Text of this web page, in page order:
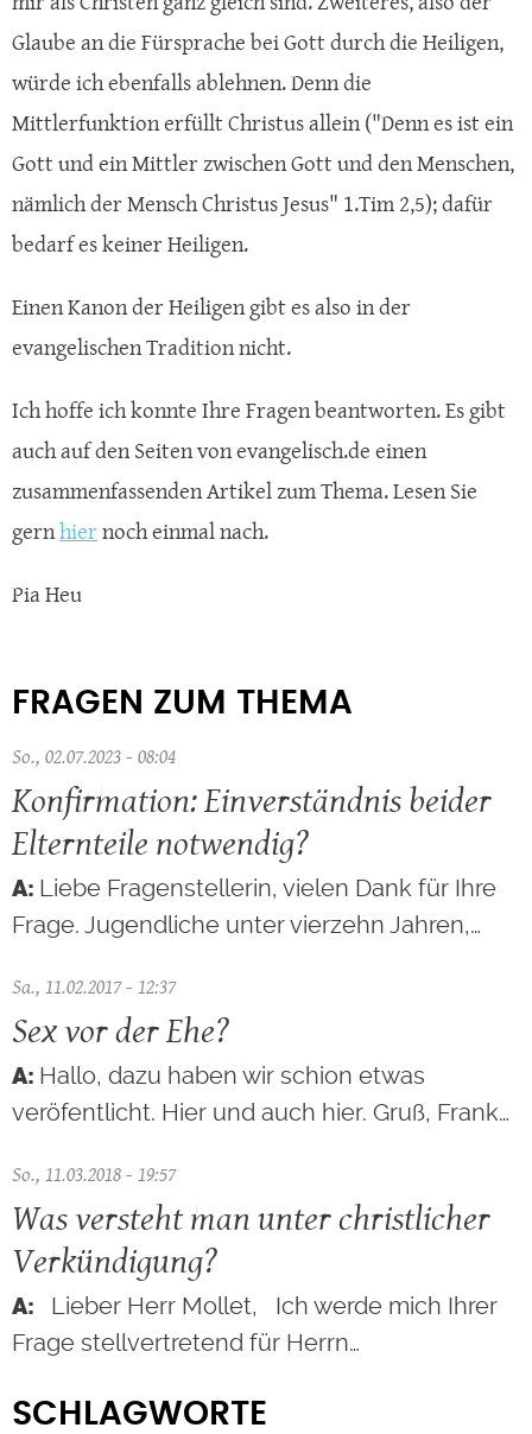
Glaube an die Fürsprache bei Gott durch die Heiligen,
würde ich ebenfalls ablehnen. Denn die
Mittlerfunktion erfüllt Christus allein ("Denn es ist ein
Gott und ein Mittler zwischen Gott und den Menschen,
nämlich der Mensch Christus Jesus" 1.Tim 2,5); dafür
bedarf es keiner Heiligen.
Einen Kanon der Heiligen gibt es also in der
evangelischen Tradition nicht.
Ich hoffe ich konnte Ihre Fragen beantworten. Es gibt
auch auf den Seiten von evangelisch.de einen
zusammenfassenden Artikel zum Thema. Lesen Sie
gernhiernoch einmal nach.
Pia Heu
FRAGEN ZUM THEMA
So., 02.07.2023 - 08:04
Konfirmation: Einverständnis beider
Elternteile notwendig?
Liebe Fragenstellerin, vielen Dank für Ihre
Frage. Jugendliche unter vierzehn Jahren,…
Sa., 11.02.2017 - 12:37
Sex vor der Ehe?
Hallo, dazu haben wir schion etwas
veröfentlicht. Hier und auch hier. Gruß, Frank…
So., 11.03.2018 - 19:57
Was versteht man unter christlicher
Verkündigung?
Lieber Herr Mollet, Ich werde mich Ihrer
Frage stellvertretend für Herrn…
SCHLAGWORTE